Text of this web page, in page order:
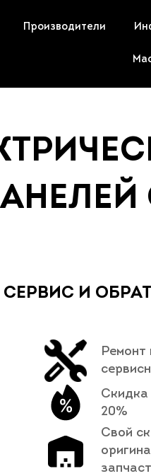
Производители
И
Ремонт
Скидка
20%
Свой